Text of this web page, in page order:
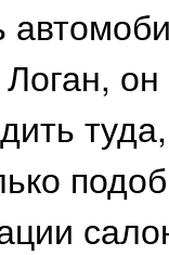
Логан,